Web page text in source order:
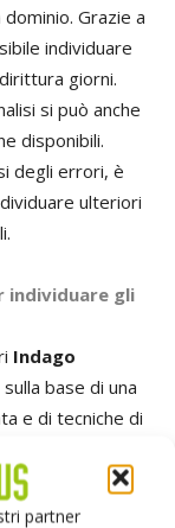
partner
Grazie a
individuare
giorni.
si può anche
disponibili.
degli errori, è
ulteriori
individuare gli
Indago
base di una
e di tecniche di
tradizionali,
essa
del 50% il